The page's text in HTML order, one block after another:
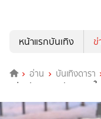
หน้าแรกบันเทิง
ข่
อ่าน บันเทิงดารา
หล่อ ประธานบริษัท หวาน